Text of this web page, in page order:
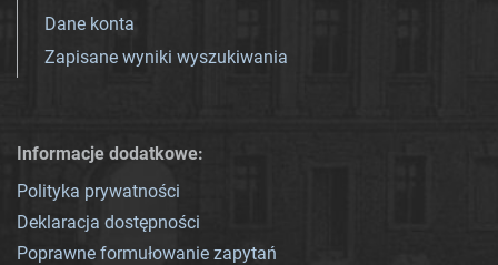
Dane konta
Zapisane wyniki wyszukiwania
Informacje dodatkowe:
Polityka prywatności
Deklaracja dostępności
Poprawne formułowanie zapytań